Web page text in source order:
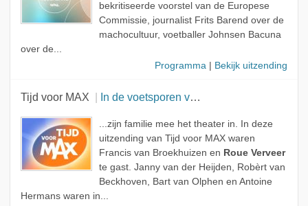
bekritiseerde voorstel van de Europese
Commissie, journalist Frits Barend over de
machocultuur, voetballer Johnsen Bacuna
over de...
Programma
Bekijk uitzending
Tijd voor MAX In de voetsporen van Franciscus
...zijn familie mee het theater in. In deze
uitzending van Tijd voor MAX waren
Francis van Broekhuizen en Roue Verveer
te gast. Janny van der Heijden, Robèrt van
Beckhoven, Bart van Olphen en Antoine
Hermans waren in...